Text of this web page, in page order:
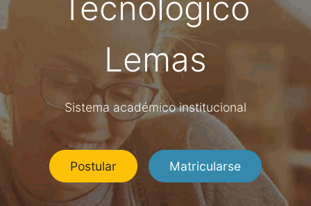
Lemas
Sistema académico institucional
Postular Matricularse